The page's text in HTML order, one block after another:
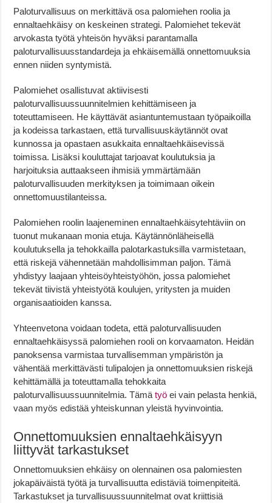
Paloturvallisuus on merkittävä osa palomiehen roolia ja
ennaltaehkäisy on keskeinen strategi. Palomiehet tekevät
arvokasta työtä yhteisön hyväksi parantamalla
paloturvallisuusstandardeja ja ehkäisemällä onnettomuuksia
ennen niiden syntymistä.
Palomiehet osallistuvat aktiivisesti
paloturvallisuussuunnitelmien kehittämiseen ja
toteuttamiseen. He käyttävät asiantuntemustaan työpaikoilla
ja kodeissa tarkastaen, että turvallisuuskäytännöt ovat
kunnossa ja opastaen asukkaita ennaltaehkäisevissä
toimissa. Lisäksi kouluttajat tarjoavat koulutuksia ja
harjoituksia auttaakseen ihmisiä ymmärtämään
paloturvallisuuden merkityksen ja toimimaan oikein
onnettomuustilanteissa.
Palomiehen roolin laajeneminen ennaltaehkäisytehtäviin on
tuonut mukanaan monia etuja. Käytännönläheisellä
koulutuksella ja tehokkailla palotarkastuksilla varmistetaan,
että riskejä vähennetään mahdollisimman paljon. Tämä
yhdistyy laajaan yhteisöyhteistyöhön, jossa palomiehet
tekevät tiivistä yhteistyötä koulujen, yritysten ja muiden
organisaatioiden kanssa.
Yhteenvetona voidaan todeta, että paloturvallisuuden
ennaltaehkäisyssä palomiehen rooli on korvaamaton. Heidän
panoksensa varmistaa turvallisemman ympäristön ja
vähentää merkittävästi tulipalojen ja onnettomuuksien riskejä
kehittämällä ja toteuttamalla tehokkaita
paloturvallisuussuunnitelmia. Tämätyö ei vain pelasta henkiä,
vaan myös edistää yhteiskunnan yleistä hyvinvointia.
Onnettomuuksien ennaltaehkäisyyn
liittyvät tarkastukset
Onnettomuuksien ehkäisy on olennainen osa palomiesten
jokapäiväistä työtä ja turvallisuutta edistäviä toimenpiteitä.
Tarkastukset ja turvallisuussuunnitelmat ovat kriittisiä